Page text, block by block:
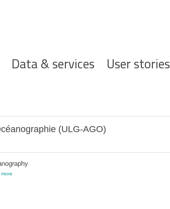
Data & services User stories
(ULG-AGO)
more